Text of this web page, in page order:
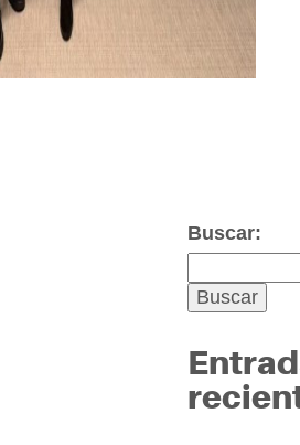
Buscar: